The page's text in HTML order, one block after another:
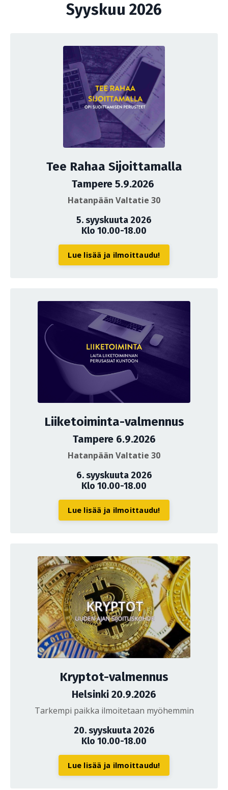
Syyskuu 2026
Tee Rahaa Sijoittamalla
Tampere 5.9.2026
Hatanpään Valtatie 30
5. syyskuuta 2026
Klo 10.00-18.00
Lue lisää ja ilmoittaudu!
Liiketoiminta-valmennus
Tampere 6.9.2026
Hatanpään Valtatie 30
6. syyskuuta 2026
Klo 10.00-18.00
Lue lisää ja ilmoittaudu!
Kryptot-valmennus
Helsinki 20.9.2026
Tarkempi paikka ilmoitetaan myöhemmin
20. syyskuuta 2026
Klo 10.00-18.00
Lue lisää ja ilmoittaudu!